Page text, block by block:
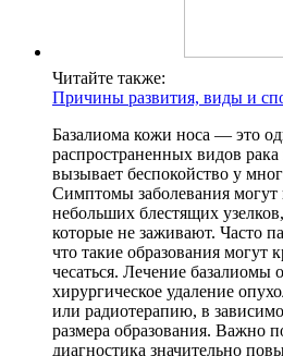
Читайте также:
Причины развития, виды и
Базалиома кожи носа — это
распространенных видов
вызывает беспокойство у
Симптомы заболевания могут
небольших блестящих
которые не заживают. Часто
что такие образования могут
чесаться. Лечение базалиомы
хирургическое удаление
или радиотерапию, в
размера образования. Важно
диагностика значительно